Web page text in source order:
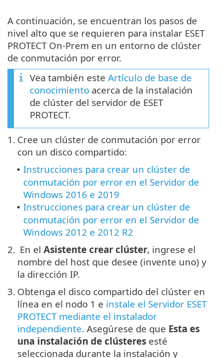
A continuación, se encuentran los pasos de
nivel alto que se requieren para instalar ESET
PROTECT On-Prem en un entorno de clúster
de conmutación por error.
Vea también este Artículo de base de
conocimiento acerca de la instalación
de clúster del servidor de ESET
PROTECT.
1. Cree un clúster de conmutación por error
con un disco compartido:
• Instrucciones para crear un clúster de
conmutación por error en el Servidor de
Windows 2016 e 2019
• Instrucciones para crear un clúster de
conmutación por error en el Servidor de
Windows 2012 e 2012 R2
2. En el Asistente crear clúster, ingrese el
nombre del host que desee (invente uno) y
la dirección IP.
3. Obtenga el disco compartido del clúster en
línea en el nodo 1 e instale el Servidor ESET
PROTECT mediante el instalador
independiente. Asegúrese de que Esta es
una instalación de clústeres esté
seleccionada durante la instalación y